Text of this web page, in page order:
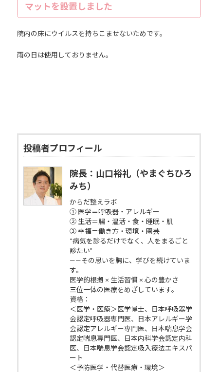
マットを設置しました
院内の床にウイルスを持ちこませないためです。
雨の日は使用しておりません。
投稿者プロフィール
院長：山口裕礼（やまぐちひろ
みち）
からだ整えラボ
① 医学＝呼吸器・アレルギー
② 生活＝腸・温活・食・睡眠・肌
③ 幸福＝働き方・環境・園芸
“病気を診るだけでなく、人をまるごと
診たい”
——その思いを胸に、学びを続けていま
す。
医学的根拠 × 生活習慣 × 心の豊かさ
三位一体の医療をめざしています。
資格：
＜医学・医療＞医学博士、日本呼吸器学
会認定呼吸器専門医、日本アレルギー学
会認定アレルギー専門医、日本喘息学会
認定喘息専門医、日本内科学会認定内科
医、日本喘息学会認定吸入療法エキスパ
ート
＜予防医学・代替医療・環境＞